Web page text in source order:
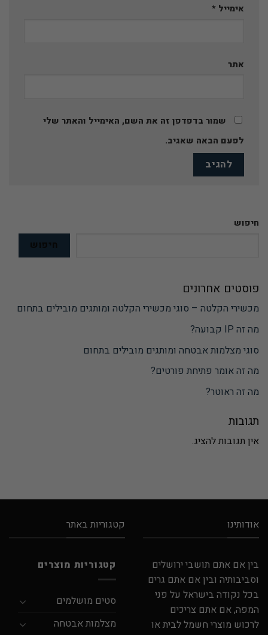
אימייל *
אתר
שמור בדפדפן זה את השם, האימייל והאתר שלי
לפעם הבאה שאגיב.
חיפוש
חיפוש
פוסטים אחרונים
מכשירי הקלטה – סוגי מכשירי הקלטה ומותגים מובילים בתחום
מה זה IP קבועה?
סוגי מצלמות אבטחה ומותגים מובילים בתחום
מה זה אומר פתיחת פורטים?
מה זה ראוטר?
תגובות
אין תגובות להציג.
אודותינו
בין אם אתם תושבי ירושלים
וסביבותיה ובין אם אתם גרים
בכל נקודה בישראל על פני
המפה, אם אתם צריכים
לרכוש מוצרי חשמל לבית או
קטגוריות באתר
קטגוריות מוצרים
סטים מושלמים
מצלמות אבטחה